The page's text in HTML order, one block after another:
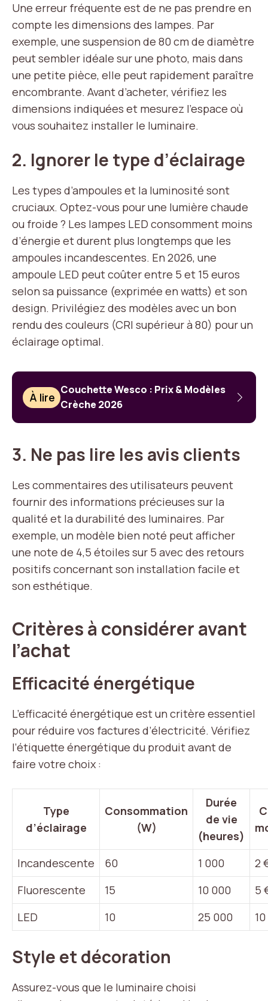
Une erreur fréquente est de ne pas prendre en
compte les dimensions des lampes. Par
exemple, une suspension de 80 cm de diamètre
peut sembler idéale sur une photo, mais dans
une petite pièce, elle peut rapidement paraître
encombrante. Avant d’acheter, vérifiez les
dimensions indiquées et mesurez l’espace où
vous souhaitez installer le luminaire.
2. Ignorer le type d’éclairage
Les types d’ampoules et la luminosité sont
cruciaux. Optez-vous pour une lumière chaude
ou froide ? Les lampes LED consomment moins
d’énergie et durent plus longtemps que les
ampoules incandescentes. En 2026, une
ampoule LED peut coûter entre 5 et 15 euros
selon sa puissance (exprimée en watts) et son
design. Privilégiez des modèles avec un bon
rendu des couleurs (CRI supérieur à 80) pour un
éclairage optimal.
À lire
Couchette Wesco : Prix & Modèles
Crèche 2026
3. Ne pas lire les avis clients
Les commentaires des utilisateurs peuvent
fournir des informations précieuses sur la
qualité et la durabilité des luminaires. Par
exemple, un modèle bien noté peut afficher
une note de 4,5 étoiles sur 5 avec des retours
positifs concernant son installation facile et
son esthétique.
Critères à considérer avant
l’achat
Efficacité énergétique
L’efficacité énergétique est un critère essentiel
pour réduire vos factures d’électricité. Vérifiez
l’étiquette énergétique du produit avant de
faire votre choix :
Type
d’éclairage
Consommation
(W)
Durée
de vie
(heures)
Incandescente 60 1 000
2
Fluorescente
15 10 000
5
LED
10 25 000
Style et décoration
Assurez-vous que le luminaire choisi